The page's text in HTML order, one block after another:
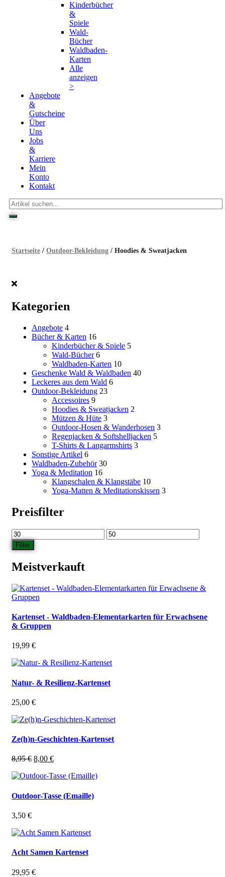
Kinderbücher
&
Spiele
Wald-
Bücher
Waldbaden-
Karten
Alle
anzeigen
>
Angebote
&
Gutscheine
Über
Uns
Jobs
&
Karriere
Mein
Konto
Kontakt
Startseite / Outdoor-Bekleidung / Hoodies & Sweatjacken
Kategorien
Angebote 4
Bücher & Karten 16
Kinderbücher & Spiele 5
Wald-Bücher 6
Waldbaden-Karten 10
Geschenke Wald & Waldbaden 40
Leckeres aus dem Wald 6
Outdoor-Bekleidung 23
Accessoires 9
Hoodies & Sweatjacken 2
Mützen & Hüte 3
Outdoor-Hosen & Wanderhosen 3
Regenjacken & Softshelljacken 5
T-Shirts & Langarmshirts 3
Sonstige Artikel 6
Waldbaden-Zubehör 30
Yoga & Meditation 16
Klangschalen & Klangstäbe 10
Yoga-Matten & Meditationskissen 3
Preisfilter
Min.
Preis
Max.
Preis
Filter
Meistverkauft
Kartenset - Waldbaden-Elementarkarten für Erwachsene
& Gruppen
19,99 €
Natur- & Resilienz-Kartenset
25,00 €
Ze(h)n-Geschichten-Kartenset
8,95€ Ursprünglicher
war:
8,00 €Aktueller
ist:
Outdoor-Tasse (Emaille)
3,50 €
Acht Samen Kartenset
29,95 €